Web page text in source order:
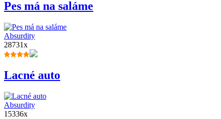
Pes má na saláme
Absurdity
28731x
Lacné auto
Absurdity
15336x